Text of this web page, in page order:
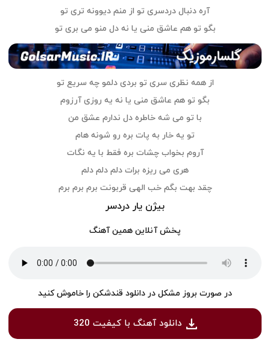
آره دنبال دردسری تو از منم دیوونه تری تو
بگو تو هم عاشق منی یا نه دل منو می بری تو
از همه نظری سری تو بردی دلمو چه سریع تو
بگو تو هم عاشق منی یا نه یه روزی آرزوم
با تو می شه خاطره دل ندارم عشق من
تو یه خار به پات بره رو شونه هام
آروم بخواب چشات بره فقط با یه نگات
هری می ریزه برات دلم دلم دلم
چقد بهت بگم خب الهی قربونت برم برم برم
بیژن یار دردسر
پخش آنلاین همین آهنگ
در صورت بروز مشکل در دانلود قندشکن را خاموش کنید
دانلود آهنگ با کیفیت 320